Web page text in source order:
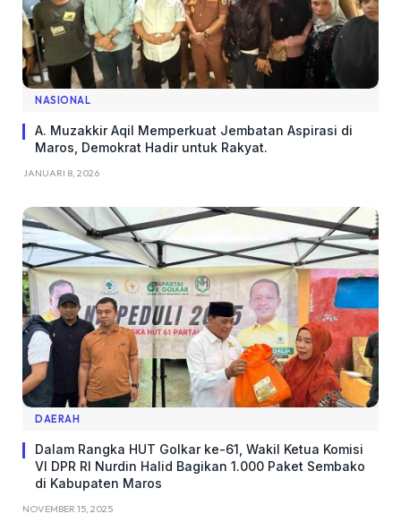
NASIONAL
A. Muzakkir Aqil Memperkuat Jembatan Aspirasi di
Maros, Demokrat Hadir untuk Rakyat.
JANUARI 8, 2026
DAERAH
Dalam Rangka HUT Golkar ke-61, Wakil Ketua Komisi
VI DPR RI Nurdin Halid Bagikan 1.000 Paket Sembako
di Kabupaten Maros
NOVEMBER 15, 2025